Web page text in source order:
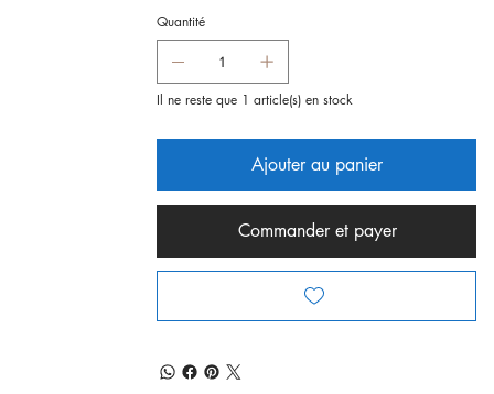
Quantité
Il ne reste que 1 article(s) en stock
Ajouter au panier
Commander et payer